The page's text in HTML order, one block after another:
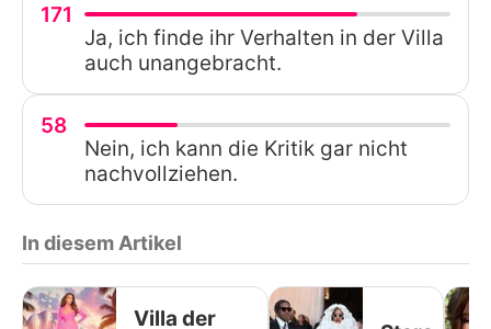
171
Ja, ich finde ihr Verhalten in der Villa
auch unangebracht.
58
Nein, ich kann die Kritik gar nicht
nachvollziehen.
In diesem Artikel
Villa der